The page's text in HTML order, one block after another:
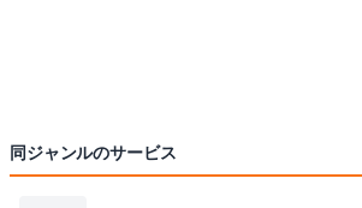
同ジャンルのサービス